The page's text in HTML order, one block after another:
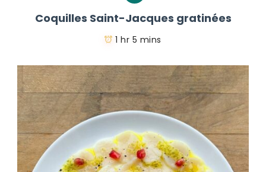
Coquilles Saint-Jacques gratinées
1 hr 5 mins